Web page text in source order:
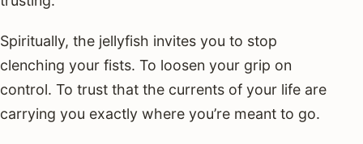
Spiritually, the jellyfish invites you to stop
clenching your fists. To loosen your grip on
control. To trust that the currents of your life are
carrying you exactly where you’re meant to go.